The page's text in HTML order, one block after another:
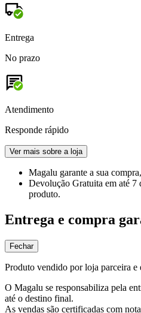
Entrega
No prazo
Atendimento
Responde rápido
Ver mais sobre a loja
Magalu garante a sua
Devolução Gratuita em até 7
produto.
Entrega e compra
Fechar
Produto vendido por loja parceira e
O Magalu se responsabiliza pela
até o destino final.
As vendas são certificadas com